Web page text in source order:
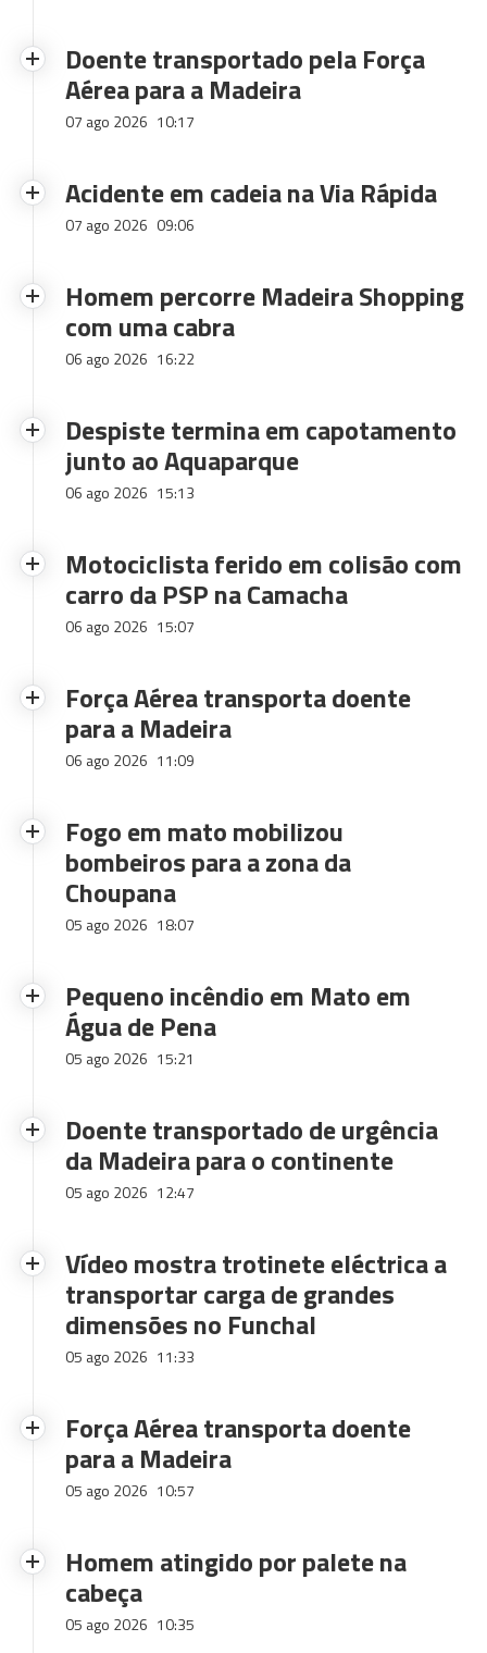
Doente transportado pela Força
Aérea para a Madeira
07 ago 2026 10:17
Acidente em cadeia na Via Rápida
07 ago 2026 09:06
Homem percorre Madeira Shopping
com uma cabra
06 ago 2026 16:22
Despiste termina em capotamento
junto ao Aquaparque
06 ago 2026 15:13
Motociclista ferido em colisão com
carro da PSP na Camacha
06 ago 2026 15:07
Força Aérea transporta doente
para a Madeira
06 ago 2026 11:09
Fogo em mato mobilizou
bombeiros para a zona da
Choupana
05 ago 2026 18:07
Pequeno incêndio em Mato em
Água de Pena
05 ago 2026 15:21
Doente transportado de urgência
da Madeira para o continente
05 ago 2026 12:47
Vídeo mostra trotinete eléctrica a
transportar carga de grandes
dimensões no Funchal
05 ago 2026 11:33
Força Aérea transporta doente
para a Madeira
05 ago 2026 10:57
Homem atingido por palete na
cabeça
05 ago 2026 10:35